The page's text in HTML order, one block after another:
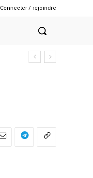
Connecter / rejoindre